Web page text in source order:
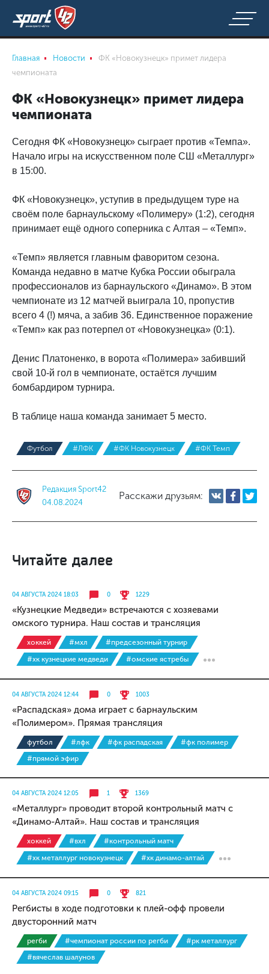
Главная Новости
ФК «Новокузнецк» примет лидера
чемпионата
ФК «Новокузнецк» примет лидера
чемпионата
Сегодня ФК «Новокузнецк» сыграет против «Темпа».
Начало игры на искусственном поле СШ «Металлург»
в 15:00.
ФК «Новокузнецк», уступив в предыдущем туре на
своём поле барнаульскому «Полимеру» (1:2), сегодня
принимает ещё одного соперника с Алтая – «Темп».
«Темп» является главным фаворитом сезона.
Команда недавно в матче Кубка России обыграла
профессионалов из барнаульского «Динамо». В этом
чемпионате из 12 матчей выиграла 10, пропустив
всего 4 (!) мяча, а забив 36. Единственное поражение
«Темп» как раз потерпел от «Новокузнецка» (0:1).
Денис Платоненко, в ворота «Полимера» забивший
свой 10-й гол в чемпионате, остаётся лучшим
бомбардиром турнира.
В таблице наша команда занимает 5 место.
Футбол #ЛФК #ФК Новокузнецк #ФК Темп
Редакция Sport42
04.08.2024
Расскажи друзьям:
Читайте далее
04 АВГУСТА 2024 18:03 0 1229
«Кузнецкие Медведи» встречаются с хозяевами
омского турнира. Наш состав и трансляция
хоккей #мхл
#предсезонный турнир
#хк кузнецкие медведи
#омские ястребы
04 АВГУСТА 2024 12:44 0 1003
«Распадская» дома играет с барнаульским
«Полимером». Прямая трансляция
футбол #лфк #фк распадская
#фк полимер
#прямой эфир
04 АВГУСТА 2024 12:05 1 1369
«Металлург» проводит второй контрольный матч с
«Динамо-Алтай». Наш состав и трансляция
хоккей #вхл
#контрольный матч
#хк металлург новокузнецк
#хк динамо-алтай
04 АВГУСТА 2024 09:15 0 821
Регбисты в ходе подготовки к плей-офф провели
двусторонний матч
регби #чемпионат россии по регби
#рк металлург
#вячеслав шалунов